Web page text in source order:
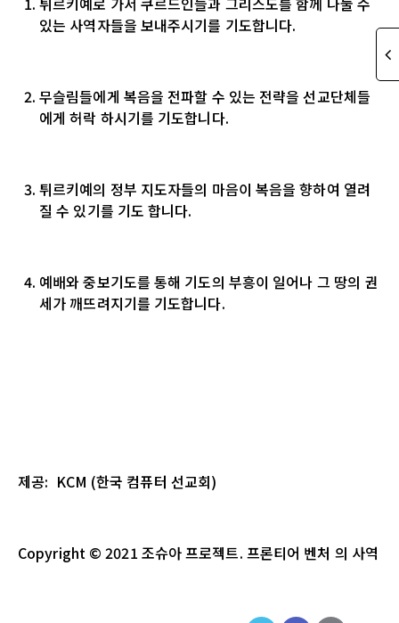
있는 사역자들을 보내주시기를 기도합니다.
무슬림들에게 복음을 전파할 수 있는 전략을 선교단체들
에게 허락 하시기를 기도합니다.
튀르키예의 정부 지도자들의 마음이 복음을 향하여 열려
질 수 있기를 기도 합니다.
예배와 중보기도를 통해 기도의 부흥이 일어나 그 땅의 권
세가 깨뜨려지기를 기도합니다.
제공: KCM (한국 컴퓨터 선교회)
Copyright © 2021 조슈아프로젝트. 프론티어 벤처 의 사역